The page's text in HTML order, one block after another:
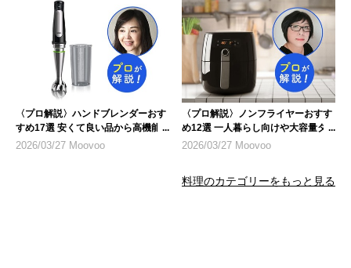
〈プロ解説〉ハンドブレンダーおす
すめ17選 安くて良い品から高機能
モデルまで
2026/03/27 Moovoo
〈プロ解説〉ノンフライヤーおすす
め12選 一人暮らし向けや大容量タ
イプも
2026/03/27 Moovoo
料理のカテゴリーをもっと見る